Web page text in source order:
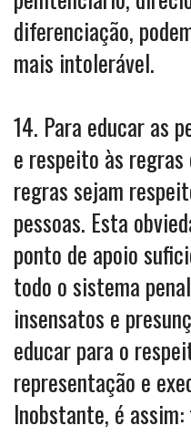
diferenciação,
mais intolerável.
14. Para educar as
e respeito às
regras sejam
pessoas. Esta
ponto de apoio
todo o sistema
insensatos e
educar para o
representação e
Inobstante, é